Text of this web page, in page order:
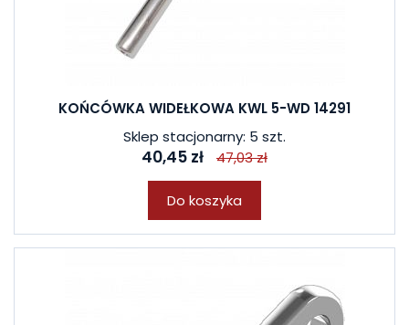
KOŃCÓWKA WIDEŁKOWA KWL 5-WD 14291
Sklep stacjonarny: 5 szt.
40,45 zł 47,03 zł
Do koszyka